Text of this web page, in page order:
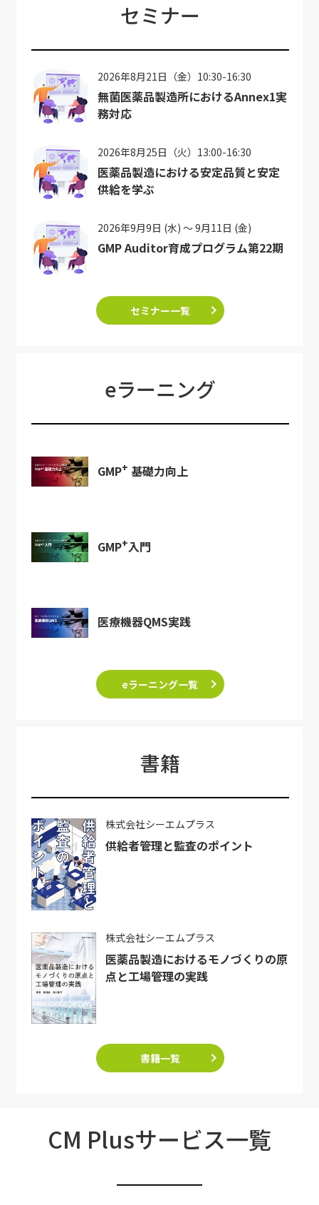
セミナー
2026年8月21日（金）10:30-16:30
無菌医薬品製造所におけるAnnex1実
務対応
2026年8月25日（火）13:00-16:30
医薬品製造における安定品質と安定
供給を学ぶ
2026年9月9日 (水) ～ 9月11日 (金)
GMP Auditor育成プログラム第22期
セミナー一覧
eラーニング
GMP+ 基礎力向上
GMP+入門
医療機器QMS実践
eラーニング一覧
書籍
株式会社シーエムプラス
供給者管理と監査のポイント
株式会社シーエムプラス
医薬品製造におけるモノづくりの原
点と工場管理の実践
書籍一覧
CM Plusサービス一覧